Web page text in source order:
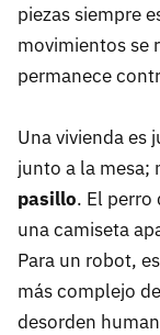
piezas siempre
movimientos se
permanece
Una vivienda es
junto a la mesa;
pasillo. El perro
una camiseta
Para un robot,
más complejo
desorden